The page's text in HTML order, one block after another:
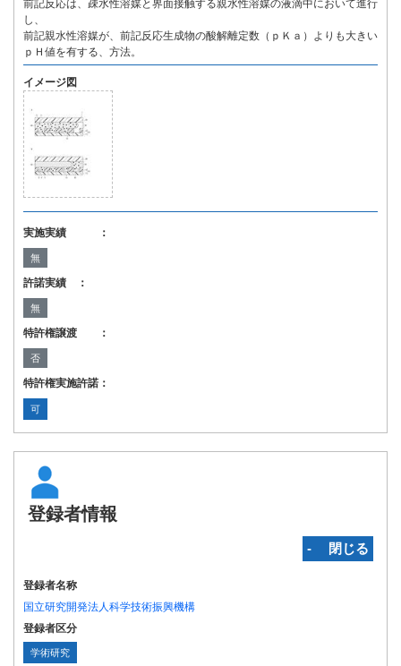
前記反応は、疎水性溶媒と界面接触する親水性溶媒の液滴中において進行
し、
前記親水性溶媒が、前記反応生成物の酸解離定数（ｐＫａ）よりも大きい
ｐＨ値を有する、方法。
イメージ図
実施実績 ：
無
許諾実績 ：
無
特許権譲渡 ：
否
特許権実施許諾：
可
登録者情報
‐ 閉じる
登録者名称
国立研究開発法人科学技術振興機構
登録者区分
学術研究